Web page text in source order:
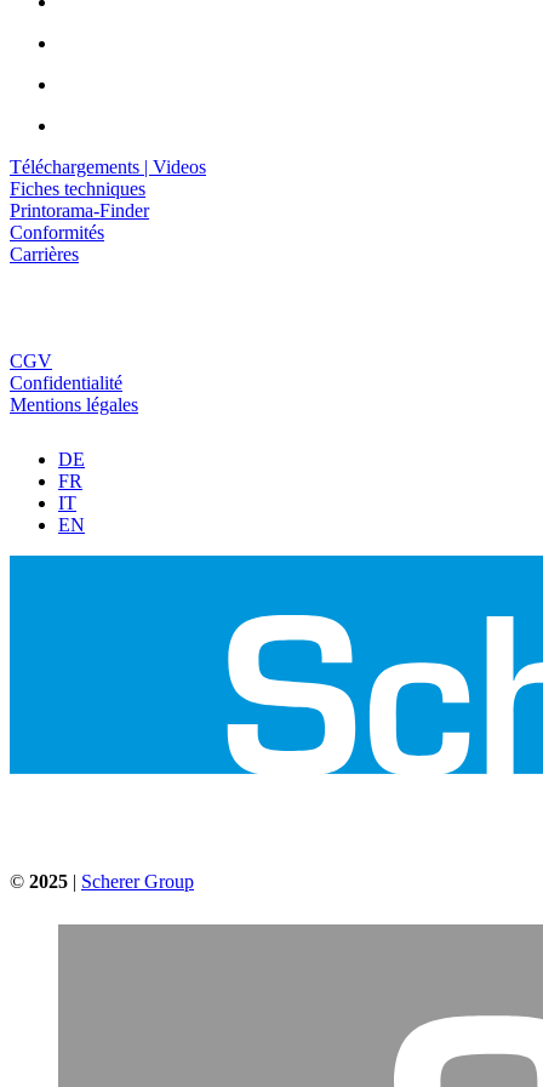
Téléchargements | Videos
Fiches techniques
Printorama-Finder
Conformités
Carrières
CGV
Confidentialité
Mentions légales
DE
FR
IT
EN
© 2025 | Scherer Group